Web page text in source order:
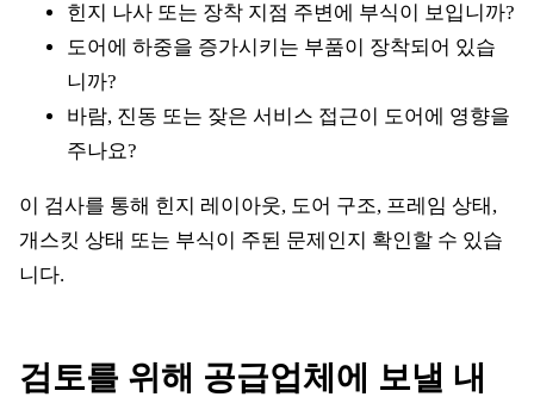
힌지 나사 또는 장착 지점 주변에 부식이 보입니까?
도어에 하중을 증가시키는 부품이 장착되어 있습
니까?
바람, 진동 또는 잦은 서비스 접근이 도어에 영향을
주나요?
이 검사를 통해 힌지 레이아웃, 도어 구조, 프레임 상태,
개스킷 상태 또는 부식이 주된 문제인지 확인할 수 있습
니다.
검토를 위해 공급업체에 보낼 내